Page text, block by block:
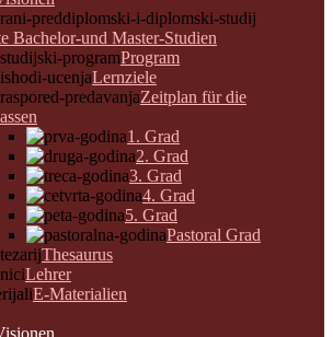
Bachelor-und Master-Studien
Program
Lernziele
Zeitplan für die
1. Grad
2. Grad
3. Grad
4. Grad
5. Grad
Pastoral Grad
Thesaurus
Lehrer
E-Materialien